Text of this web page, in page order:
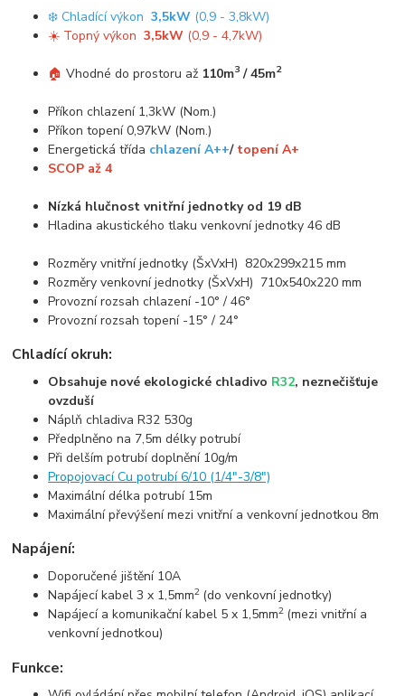
❄️ Chladící výkon3,5kW (0,9 - 3,8kW)
☀️ Topný výkon3,5kW (0,9 - 4,7kW)
🏠Vhodné do prostoru až 110m3 / 45m2
Příkon chlazení 1,3kW (Nom.)
Příkon topení 0,97kW (Nom.)
Energetická třída chlazení A++/ topení A+
SCOP až 4
Nízká hlučnost vnitřní jednotky od 19 dB
Hladina akustického tlaku venkovní jednotky 46 dB
Rozměry vnitřní jednotky (ŠxVxH) 820x299x215 mm
Rozměry venkovní jednotky (ŠxVxH) 710x540x220 mm
Provozní rozsah chlazení -10° / 46°
Provozní rozsah topení -15° / 24°
Chladící okruh:
Obsahuje nové ekologické chladivo R32, neznečišťuje
ovzduší
Náplň chladiva R32 530g
Předplněno na 7,5m délky potrubí
Při delším potrubí doplnění 10g/m
Propojovací Cu potrubí 6/10 (1/4"-3/8")
Maximální délka potrubí 15m
Maximální převýšení mezi vnitřní a venkovní jednotkou 8m
Napájení:
Doporučené jištění 10A
Napájecí kabel 3 x 1,5mm2 (do venkovní jednotky)
Napájecí a komunikační kabel 5 x 1,5mm2 (mezi vnitřní a
venkovní jednotkou)
Funkce: